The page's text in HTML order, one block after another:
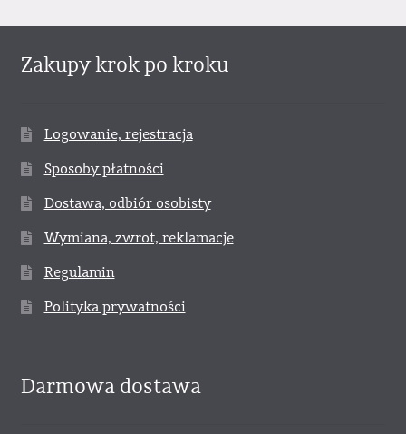
Zakupy krok po kroku
Logowanie, rejestracja
Sposoby płatności
Dostawa, odbiór osobisty
Wymiana, zwrot, reklamacje
Regulamin
Polityka prywatności
Darmowa dostawa